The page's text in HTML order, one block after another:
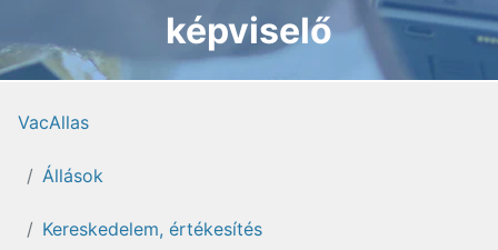
képviselő
VacAllas
Állások
Kereskedelem, értékesítés